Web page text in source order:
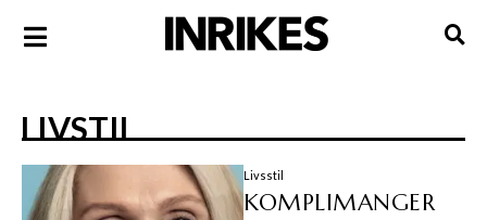
LIVSTIL
Livsstil
KOMPLIMANGER